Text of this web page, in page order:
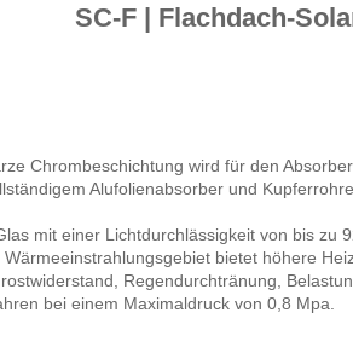
SC-F | Flachdach-
Chrombeschichtung wird für den
Alufolienabsorber und
mit einer Lichtdurchlässigkeit von bis zu
bietet höhere
Regendurchtränung,
bei einem Maximaldruck von 0,8 Mpa.